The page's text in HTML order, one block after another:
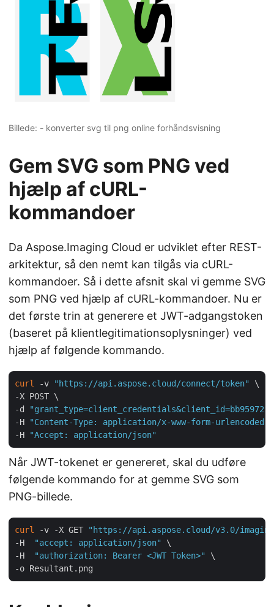
Billede: - konverter svg til png online forhåndsvisning
Gem SVG som PNG ved
hjælp af cURL-
kommandoer
Da Aspose.Imaging Cloud er udviklet efter REST-
arkitektur, så den nemt kan tilgås via cURL-
kommandoer. Så i dette afsnit skal vi gemme SVG
som PNG ved hjælp af cURL-kommandoer. Nu er
det første trin at generere et JWT-adgangstoken
(baseret på klientlegitimationsoplysninger) ved
hjælp af følgende kommando.
curl -v "https://api.aspose.cloud/connect/token"
\
-X POST \
-d
"grant_type=client_credentials&client_id=bb959721-
-H
"Content-Type: application/x-www-form-urlencoded"
-H
"Accept: application/json"
Når JWT-tokenet er genereret, skal du udføre
følgende kommando for at gemme SVG som
PNG-billede.
curl -v -X GET
"https://api.aspose.cloud/v3.0/
-H
"accept: application/json"
\
-H
"authorization: Bearer <JWT Token>"
\